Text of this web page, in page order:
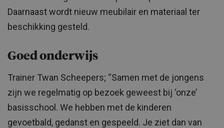
Daarnaast wordt nieuw meubilair en materiaal ter
beschikking gesteld.
Goed onderwijs
Trainer Twan Scheepers; “Samen met de jongens
zijn we regelmatig op bezoek geweest bij ‘onze’
basisschool. We hebben met de kinderen
gevoetbald, gedanst en gespeeld. Je ziet dan van